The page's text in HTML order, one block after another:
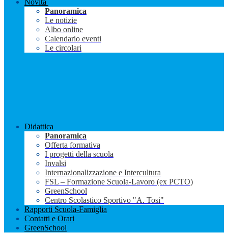
Novità
Panoramica
Le notizie
Albo online
Calendario eventi
Le circolari
Didattica
Panoramica
Offerta formativa
I progetti della scuola
Invalsi
Internazionalizzazione e Intercultura
FSL – Formazione Scuola-Lavoro (ex PCTO)
GreenSchool
Centro Scolastico Sportivo "A. Tosi"
Rapporti Scuola-Famiglia
Contatti e Orari
GreenSchool